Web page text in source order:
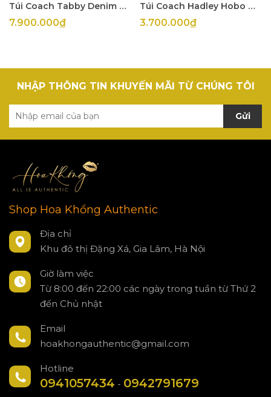
Túi Coach Tabby Denim Tím
7.900.000₫
Túi Coach Hadley Hobo Mini
3.700.000₫
NHẬP THÔNG TIN KHUYẾN MÃI TỪ CHÚNG TÔI
Gửi
Shop Hoa Khổng Authentic
Địa chỉ
Khu đô thị Đặng Xá, Gia Lâm, Hà Nội
Giờ làm việc
Từ 8:00 đến 22:00 các ngày trong tuần từ Thứ 2
đến Chủ nhật
Email
hoakhongauthentic@gmail.com
Hotline
0941057434 - 0942791679